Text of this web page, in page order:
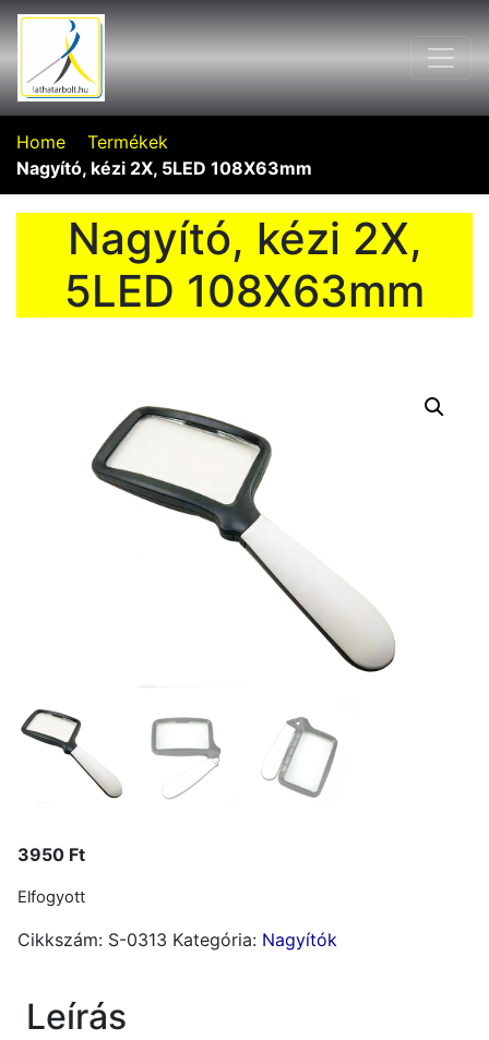
Home
Termékek
Nagyító, kézi 2X, 5LED 108X63mm
Nagyító, kézi 2X,
5LED 108X63mm
3950 Ft
Elfogyott
Cikkszám: S-0313 Kategória: Nagyítók
Leírás